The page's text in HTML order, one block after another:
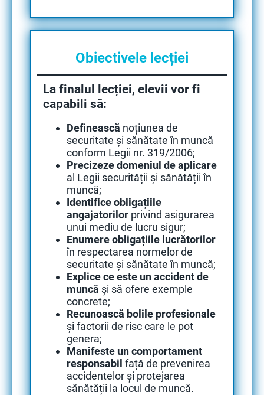
Obiectivele lecției
La finalul lecției, elevii vor fi
capabili să:
Definească noțiunea de
securitate și sănătate în muncă
conform Legii nr. 319/2006;
Precizeze domeniul de aplicare
al Legii securității și sănătății în
muncă;
Identifice obligațiile
angajatorilor privind asigurarea
unui mediu de lucru sigur;
Enumere obligațiile lucrătorilor
în respectarea normelor de
securitate și sănătate în muncă;
Explice ce este un accident de
muncă și să ofere exemple
concrete;
Recunoască bolile profesionale
și factorii de risc care le pot
genera;
Manifeste un comportament
responsabil față de prevenirea
accidentelor și protejarea
sănătății la locul de muncă.